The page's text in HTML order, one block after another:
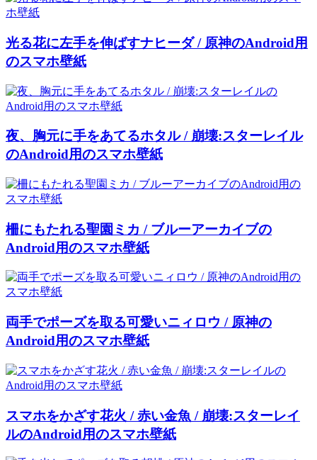
光る花に左手を伸ばすナヒーダ / 原神のAndroid用
のスマホ壁紙
夜、胸元に手をあてるホタル / 崩壊:スターレイル
のAndroid用のスマホ壁紙
柵にもたれる聖園ミカ / ブルーアーカイブの
Android用のスマホ壁紙
両手でポーズを取る可愛いニィロウ / 原神の
Android用のスマホ壁紙
スマホをかざす花火 / 赤い金魚 / 崩壊:スターレイ
ルのAndroid用のスマホ壁紙